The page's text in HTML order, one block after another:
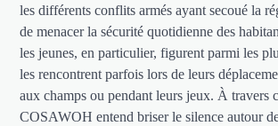
les différents conflits armés ayant secoué la
de menacer la sécurité quotidienne des
les jeunes, en particulier, figurent parmi les
les rencontrent parfois lors de leurs
aux champs ou pendant leurs jeux. À travers
COSAWOH entend briser le silence autour